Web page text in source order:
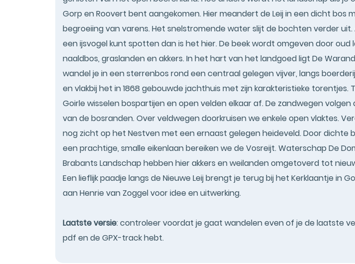
Gorp en Roovert bent aangekomen. Hier meandert de Leij in een dicht bos
begroeiing van varens. Het snelstromende water slijt de bochten verder uit.
een ijsvogel kunt spotten dan is het hier. De beek wordt omgeven door oud
naaldbos, graslanden en akkers. In het hart van het landgoed ligt De
wandel je in een sterrenbos rond een centraal gelegen vijver, langs
en vlakbij het in 1868 gebouwde jachthuis met zijn karakteristieke torentjes.
Goirle wisselen bospartijen en open velden elkaar af. De zandwegen
van de bosranden. Over veldwegen doorkruisen we enkele open vlaktes.
nog zicht op het Nestven met een ernaast gelegen heideveld. Door dichte
een prachtige, smalle eikenlaan bereiken we de Vosreijt. Waterschap De
Brabants Landschap hebben hier akkers en weilanden omgetoverd tot
Een lieflijk paadje langs de Nieuwe Leij brengt je terug bij het Kerklaantje in
aan Henrie van Zoggel voor idee en uitwerking.
Laatste versie: controleer voordat je gaat wandelen even of je de laatste
pdf en de GPX-track hebt.